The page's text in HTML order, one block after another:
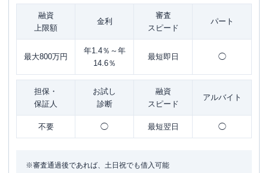
融資
上限額
金利
審査
スピード
パート
最大800万円
年1.4％～年
14.6％
最短即日 ◯
担保・
保証人
お試し
診断
融資
スピード
アルバイト
不要 ◯ 最短翌日 ◯
※審査通過後であれば、土日祝でも借入可能